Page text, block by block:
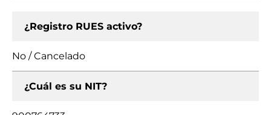
¿Registro RUES activo?
No / Cancelado
¿Cuál es su NIT?